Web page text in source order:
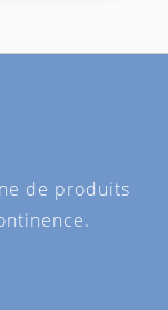
de produits